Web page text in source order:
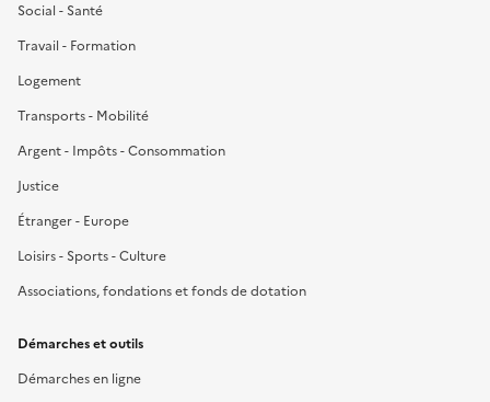
Social - Santé
Travail - Formation
Logement
Transports - Mobilité
Argent - Impôts - Consommation
Justice
Étranger - Europe
Loisirs - Sports - Culture
Associations, fondations et fonds de dotation
Démarches et outils
Démarches en ligne